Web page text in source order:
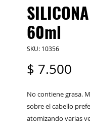
60ml
SKU: 10356
$ 7.500
No contiene grasa.
sobre el cabello
atomizando varias